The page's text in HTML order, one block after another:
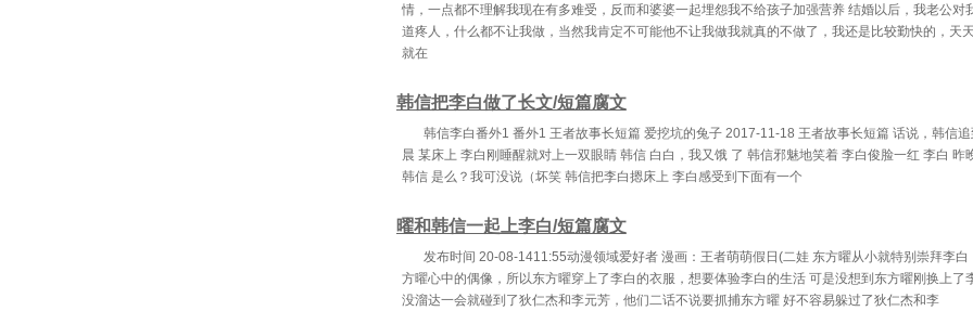
情，一点都不理解我现在有多难受，反而和婆婆一起埋怨我不给孩子加强营养 结婚以后，我老公对
道疼人，什么都不让我做，当然我肯定不可能他不让我做我就真的不做了，我还是比较勤快的，天
就在
韩信把李白做了长文/短篇腐文
韩信李白番外1 番外1 王者故事长短篇 爱挖坑的兔子 2017-11-18 王者故事长短篇 话说，韩信
晨 某床上 李白刚睡醒就对上一双眼睛 韩信 白白，我又饿 了 韩信邪魅地笑着 李白俊脸一红 李白 昨
韩信 是么？我可没说（坏笑 韩信把李白摁床上 李白感受到下面有一个
曜和韩信一起上李白/短篇腐文
发布时间 20-08-1411:55动漫领域爱好者 漫画：王者萌萌假日(二娃 东方曜从小就特别崇拜李白
方曜心中的偶像，所以东方曜穿上了李白的衣服，想要体验李白的生活 可是没想到东方曜刚换上了
没溜达一会就碰到了狄仁杰和李元芳，他们二话不说要抓捕东方曜 好不容易躲过了狄仁杰和李